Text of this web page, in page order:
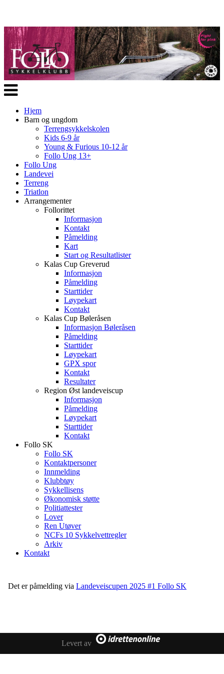
Veksle
navigasjon
Hjem
Barn og ungdom
Terrengsykkelskolen
Kids 6-9 år
Young & Furious 10-12 år
Follo Ung 13+
Follo Ung
Landevei
Terreng
Triatlon
Arrangementer
Follorittet
Informasjon
Kontakt
Påmelding
Kart
Start og Resultatlister
Kalas Cup Greverud
Informasjon
Påmelding
Starttider
Løypekart
Kontakt
Kalas Cup Bøleråsen
Informasjon Bøleråsen
Påmelding
Starttider
Løypekart
GPX spor
Kontakt
Resultater
Region Øst landeveiscup
Informasjon
Påmelding
Løypekart
Starttider
Kontakt
Follo SK
Follo SK
Kontaktpersoner
Innmelding
Klubbtøy
Sykkellisens
Økonomisk støtte
Politiattester
Lover
Ren Utøver
NCFs 10 Sykkelvettregler
Arkiv
Kontakt
Det er påmelding via Landeveiscupen 2025 #1 Follo SK
Levert av